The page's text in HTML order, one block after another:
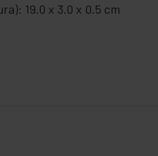
19.0 x 3.0 x 0.5 cm